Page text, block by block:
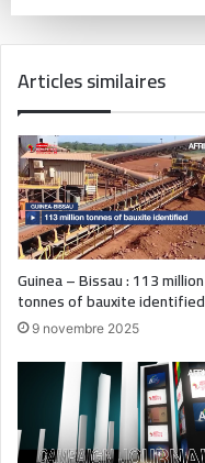
Articles similaires
Guinea – Bissau : 113 million
tonnes of bauxite identified
9 novembre 2025